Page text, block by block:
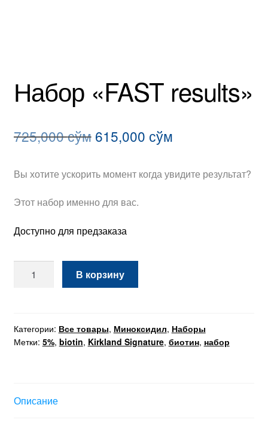
Набор «FAST results»
725,000сўм Первоначальная
составляла
725,000 сўм.
615,000 сўмТекущая
615,000 сўм.
Вы хотите ускорить момент когда увидите результат?
Этот набор именно для вас.
Доступно для предзаказа
товара
results"
В корзину
Категории: Все товары, Миноксидил, Наборы
Метки: 5%, biotin, Kirkland Signature, биотин, набор
Описание